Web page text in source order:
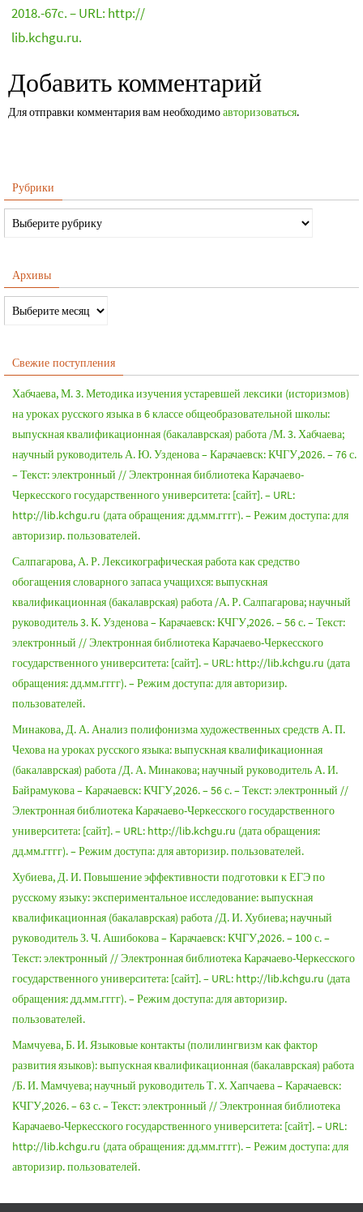
2018.-67с. – URL: http://
lib.kchgu.ru.
Добавить комментарий
Для отправки комментария вам необходимоавторизоваться.
Рубрики
Архивы
Свежие поступления
Хабчаева, М. 3. Методика изучения устаревшей лексики (историзмов)
на уроках русского языка в 6 классе общеобразовательной школы:
выпускная квалификационная (бакалаврская) работа /М. 3. Хабчаева;
научный руководитель А. Ю. Узденова – Карачаевск: КЧГУ,2026. – 76 с.
– Текст: электронный // Электронная библиотека Карачаево-
Черкесского государственного университета: [сайт]. – URL:
http://lib.kchgu.ru (дата обращения: дд.мм.гггг). – Режим доступа: для
авторизир. пользователей.
Салпагарова, А. Р. Лексикографическая работа как средство
обогащения словарного запаса учащихся: выпускная
квалификационная (бакалаврская) работа /А. Р. Салпагарова; научный
руководитель 3. К. Узденова – Карачаевск: КЧГУ,2026. – 56 с. – Текст:
электронный // Электронная библиотека Карачаево-Черкесского
государственного университета: [сайт]. – URL: http://lib.kchgu.ru (дата
обращения: дд.мм.гггг). – Режим доступа: для авторизир.
пользователей.
Минакова, Д. А. Анализ полифонизма художественных средств А. П.
Чехова на уроках русского языка: выпускная квалификационная
(бакалаврская) работа /Д. А. Минакова; научный руководитель А. И.
Байрамукова – Карачаевск: КЧГУ,2026. – 56 с. – Текст: электронный //
Электронная библиотека Карачаево-Черкесского государственного
университета: [сайт]. – URL: http://lib.kchgu.ru (дата обращения:
дд.мм.гггг). – Режим доступа: для авторизир. пользователей.
Хубиева, Д. И. Повышение эффективности подготовки к ЕГЭ по
русскому языку: экспериментальное исследование: выпускная
квалификационная (бакалаврская) работа /Д. И. Хубиева; научный
руководитель З. Ч. Ашибокова – Карачаевск: КЧГУ,2026. – 100 с. –
Текст: электронный // Электронная библиотека Карачаево-Черкесского
государственного университета: [сайт]. – URL: http://lib.kchgu.ru (дата
обращения: дд.мм.гггг). – Режим доступа: для авторизир.
пользователей.
Мамчуева, Б. И. Языковые контакты (полилингвизм как фактор
развития языков): выпускная квалификационная (бакалаврская) работа
/Б. И. Мамчуева; научный руководитель Т. X. Хапчаева – Карачаевск:
КЧГУ,2026. – 63 с. – Текст: электронный // Электронная библиотека
Карачаево-Черкесского государственного университета: [сайт]. – URL:
http://lib.kchgu.ru (дата обращения: дд.мм.гггг). – Режим доступа: для
авторизир. пользователей.